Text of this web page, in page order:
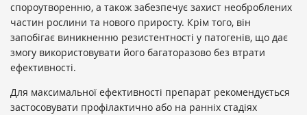
спороутворенню, а також забезпечує захист необроблених
частин рослини та нового приросту. Крім того, він
запобігає виникненню резистентності у патогенів, що дає
змогу використовувати його багаторазово без втрати
ефективності.
Для максимальної ефективності препарат рекомендується
застосовувати профілактично або на ранніх стадіях